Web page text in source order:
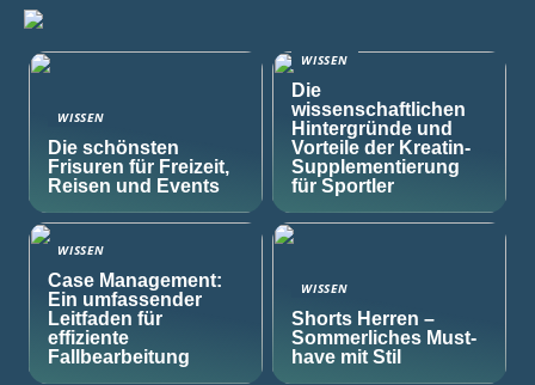
WISSEN
Die schönsten
Frisuren für Freizeit,
Reisen und Events
WISSEN
Die
wissenschaftlichen
Hintergründe und
Vorteile der Kreatin-
Supplementierung
für Sportler
WISSEN
Case Management:
Ein umfassender
Leitfaden für
effiziente
Fallbearbeitung
WISSEN
Shorts Herren –
Sommerliches Must-
have mit Stil